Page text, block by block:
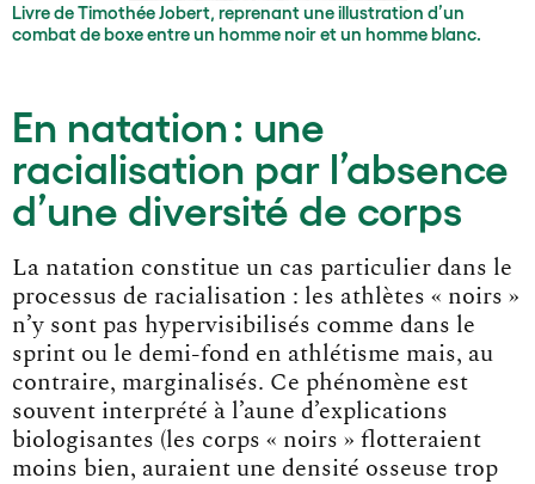
Livre de Timothée Jobert, reprenant une illustration d’un
combat de boxe entre un homme noir et un homme blanc.
En natation : une
racialisation par l’absence
d’une diversité de corps
La natation constitue un cas particulier dans le
processus de racialisation : les athlètes « noirs »
n’y sont pas hypervisibilisés comme dans le
sprint ou le demi-fond en athlétisme mais, au
contraire, marginalisés. Ce phénomène est
souvent interprété à l’aune d’explications
biologisantes (les corps « noirs » flotteraient
moins bien, auraient une densité osseuse trop